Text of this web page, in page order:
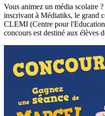
Vous animez un média scolaire
inscrivant à Médiatiks, le grand
CLEMI (Centre pour
concours est destiné aux élèves